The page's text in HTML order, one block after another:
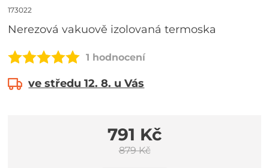
173022
Nerezová vakuově izolovaná termoska
1 hodnocení
ve středu 12. 8. u Vás
791 Kč
879 Kč